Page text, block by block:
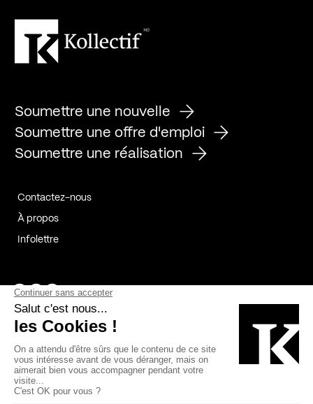
Soumettre une nouvelle
Soumettre une offre d'emploi
Soumettre une réalisation
Contactez-nous
À propos
Infolettre
Page Facebook de Kollectif
Page Instagram de Kollectif
Page Linkedin de Kollectif
Bâtiment-Durable-Québec-1
Esquisses-1IRAC-1